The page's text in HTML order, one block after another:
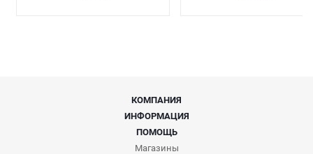
КОМПАНИЯ
ИНФОРМАЦИЯ
ПОМОЩЬ
Магазины